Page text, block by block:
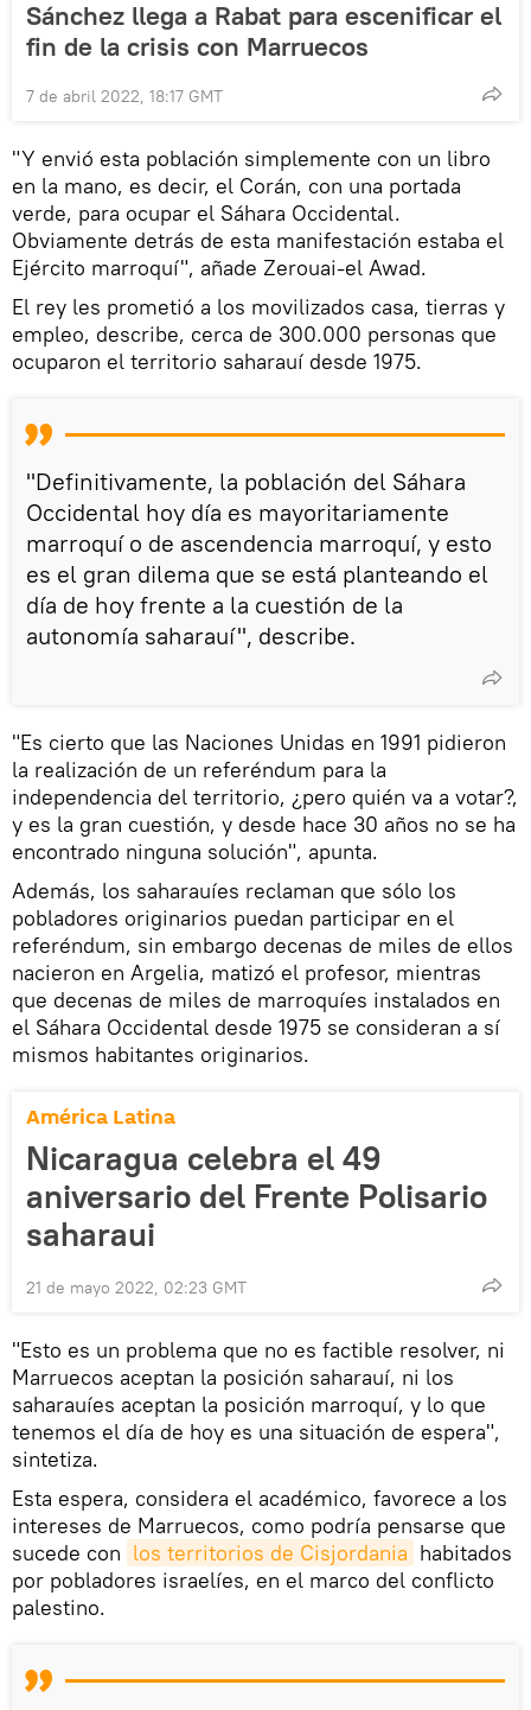
Sánchez llega a Rabat para escenificar el
fin de la crisis con Marruecos
7 de abril 2022, 18:17 GMT
"Y envió esta población simplemente con un libro
en la mano, es decir, el Corán, con una portada
verde, para ocupar el Sáhara Occidental.
Obviamente detrás de esta manifestación estaba el
Ejército marroquí", añade Zerouai-el Awad.
El rey les prometió a los movilizados casa, tierras y
empleo, describe, cerca de 300.000 personas que
ocuparon el territorio saharauí desde 1975.
"Definitivamente, la población del Sáhara
Occidental hoy día es mayoritariamente
marroquí o de ascendencia marroquí, y esto
es el gran dilema que se está planteando el
día de hoy frente a la cuestión de la
autonomía saharauí", describe.
"Es cierto que las Naciones Unidas en 1991 pidieron
la realización de un referéndum para la
independencia del territorio, ¿pero quién va a votar?,
y es la gran cuestión, y desde hace 30 años no se ha
encontrado ninguna solución", apunta.
Además, los saharauíes reclaman que sólo los
pobladores originarios puedan participar en el
referéndum, sin embargo decenas de miles de ellos
nacieron en Argelia, matizó el profesor, mientras
que decenas de miles de marroquíes instalados en
el Sáhara Occidental desde 1975 se consideran a sí
mismos habitantes originarios.
América Latina
Nicaragua celebra el 49
aniversario del Frente Polisario
saharaui
21 de mayo 2022, 02:23 GMT
"Esto es un problema que no es factible resolver, ni
Marruecos aceptan la posición saharauí, ni los
saharauíes aceptan la posición marroquí, y lo que
tenemos el día de hoy es una situación de espera",
sintetiza.
Esta espera, considera el académico, favorece a los
intereses de Marruecos, como podría pensarse que
sucede con los territorios de Cisjordania habitados
por pobladores israelíes, en el marco del conflicto
palestino.